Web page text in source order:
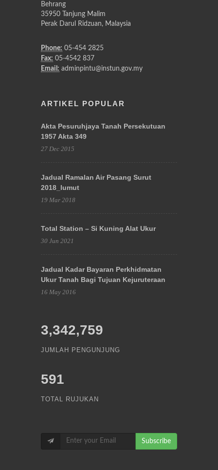
Behrang
35950 Tanjung Malim
Perak Darul Ridzuan, Malaysia
Phone: 05-454 2825
Fax: 05-4542 837
Email: adminpintu@instun.gov.my
ARTIKEL POPULAR
Akta Pesuruhjaya Tanah Persekutuan
1957 Akta 349
27 Dec 2015
Jadual Ramalan Air Pasang Surut
2018_lumut
19 Mar 2018
Total Station – Si Kuning Alat Ukur
30 Jun 2021
Jadual Kadar Bayaran Perkhidmatan
Ukur Tanah Bagi Tujuan Kejuruteraan
16 May 2016
3,342,759
JUMLAH PENGUNJUNG
591
TOTAL RUJUKAN
Subscribe